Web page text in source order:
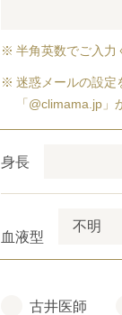
半角英数でご入力
迷惑メールの設定
「@climama.jp
身長
血液型
古井医師